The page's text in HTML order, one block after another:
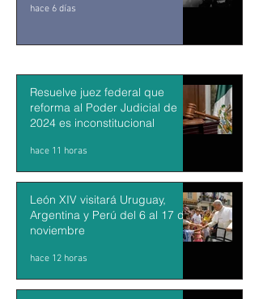
hace 6 días
Resuelve juez federal que
reforma al Poder Judicial de
2024 es inconstitucional
hace 11 horas
León XIV visitará Uruguay,
Argentina y Perú del 6 al 17 de
noviembre
hace 12 horas